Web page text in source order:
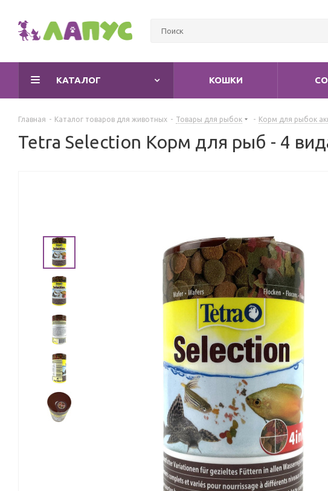
КАТАЛОГ КОШКИ
Главная - Каталог товаров для животных - Товары для рыбок - Корм для рыбок
Tetra Selection Корм для рыб - 4